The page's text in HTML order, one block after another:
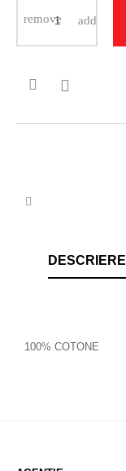

DESCRIERE
100% COTONE